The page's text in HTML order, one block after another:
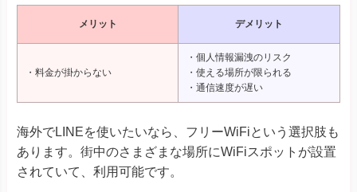
メリット デメリット
・個人情報漏洩のリスク
・使える場所が限られる
・通信速度が遅い
あります。街中のさまざまな場所にWiFiスポットが設置
されていて、利用可能です。